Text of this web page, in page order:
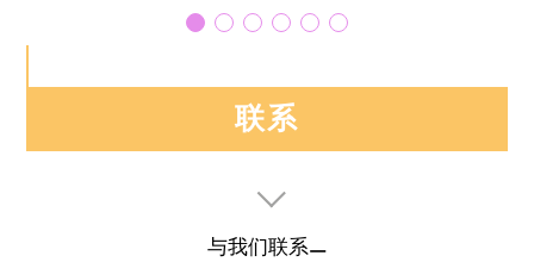
联系
与我们联系